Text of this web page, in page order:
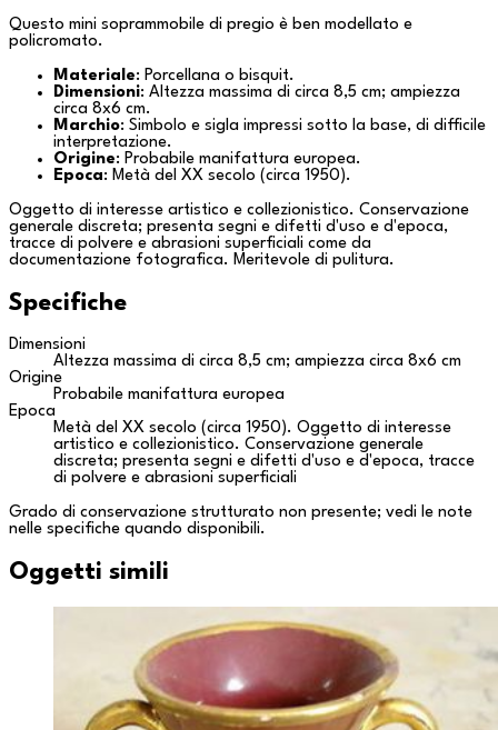
Questo mini soprammobile di pregio è ben modellato e
policromato.
Materiale: Porcellana o bisquit.
Dimensioni: Altezza massima di circa 8,5 cm; ampiezza
circa 8x6 cm.
Marchio: Simbolo e sigla impressi sotto la base, di difficile
interpretazione.
Origine: Probabile manifattura europea.
Epoca: Metà del XX secolo (circa 1950).
Oggetto di interesse artistico e collezionistico. Conservazione
generale discreta; presenta segni e difetti d'uso e d'epoca,
tracce di polvere e abrasioni superficiali come da
documentazione fotografica. Meritevole di pulitura.
Specifiche
Dimensioni
Altezza massima di circa 8,5 cm; ampiezza circa 8x6 cm
Origine
Probabile manifattura europea
Epoca
Metà del XX secolo (circa 1950). Oggetto di interesse
artistico e collezionistico. Conservazione generale
discreta; presenta segni e difetti d'uso e d'epoca, tracce
di polvere e abrasioni superficiali
Grado di conservazione strutturato non presente; vedi le note
nelle specifiche quando disponibili.
Oggetti simili